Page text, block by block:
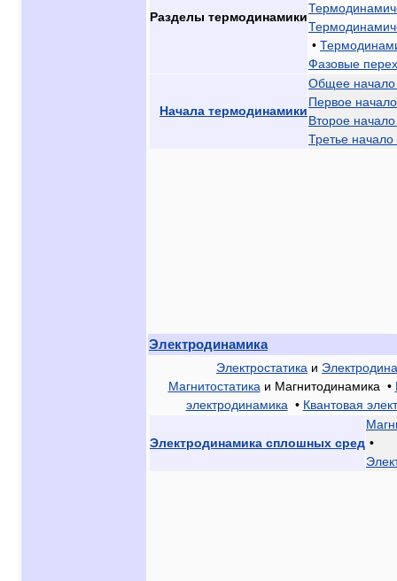
Разделы термодинамики
•
Фазовые
Начала термодинамики
Общее начало
Первое
Второе
Третье
Электродинамика
Электростатика и
Магнитостатика и Магнитодинамика •
электродинамика • Квантовая
Электродинамика сплошных сред •